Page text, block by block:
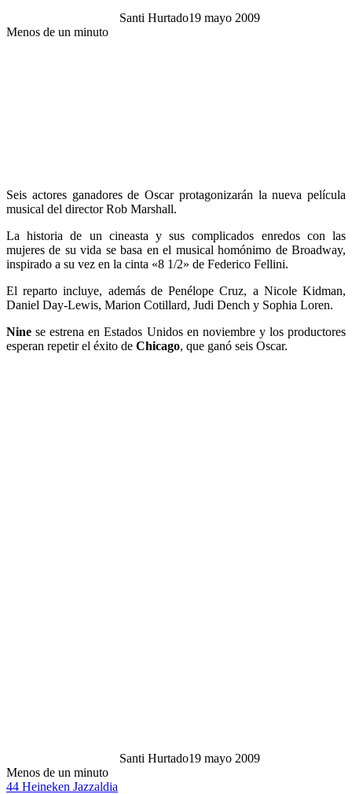
Santi Hurtado19 mayo 2009
Menos de un minuto
Seis actores ganadores de Oscar protagonizarán la nueva película
musical del director Rob Marshall.
La historia de un cineasta y sus complicados enredos con las
mujeres de su vida se basa en el musical homónimo de Broadway,
inspirado a su vez en la cinta «8 1/2» de Federico Fellini.
El reparto incluye, además de Penélope Cruz, a Nicole Kidman,
Daniel Day-Lewis, Marion Cotillard, Judi Dench y Sophia Loren.
Nine se estrena en Estados Unidos en noviembre y los productores
esperan repetir el éxito de Chicago, que ganó seis Oscar.
Santi Hurtado19 mayo 2009
Menos de un minuto
44 Heineken Jazzaldia